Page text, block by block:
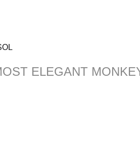
ELEGANT